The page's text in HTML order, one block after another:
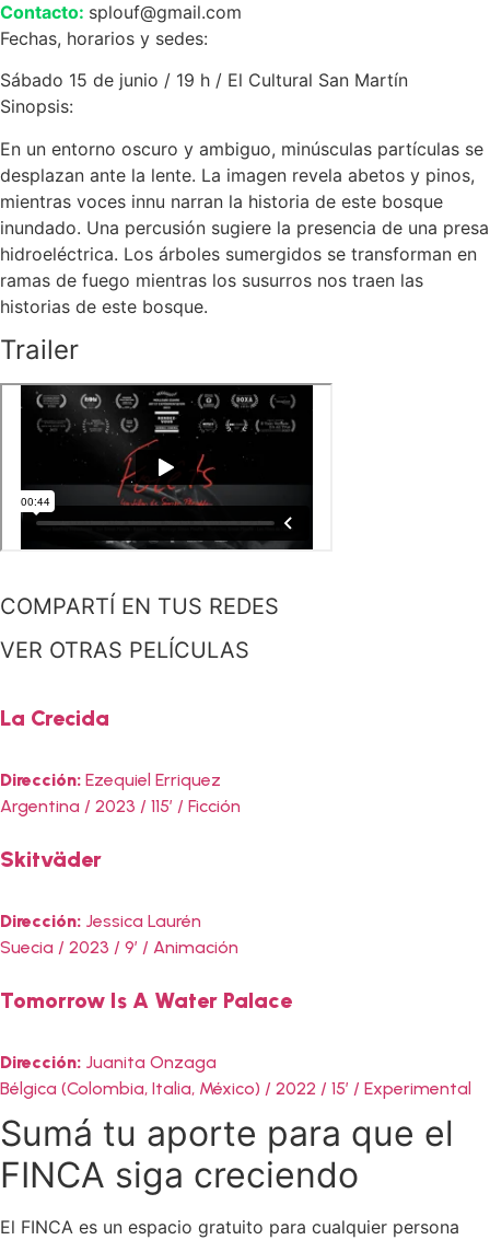
Contacto: splouf@gmail.com
Fechas, horarios y sedes:
Sábado 15 de junio / 19 h / El Cultural San Martín
Sinopsis:
En un entorno oscuro y ambiguo, minúsculas partículas se
desplazan ante la lente. La imagen revela abetos y pinos,
mientras voces innu narran la historia de este bosque
inundado. Una percusión sugiere la presencia de una presa
hidroeléctrica. Los árboles sumergidos se transforman en
ramas de fuego mientras los susurros nos traen las
historias de este bosque.
Trailer
COMPARTÍ EN TUS REDES
VER OTRAS PELÍCULAS
La Crecida
Dirección: Ezequiel Erriquez
Argentina / 2023 / 115′ / Ficción
Skitväder
Dirección: Jessica Laurén
Suecia / 2023 / 9′ / Animación
Tomorrow Is A Water Palace
Dirección: Juanita Onzaga
Bélgica (Colombia, Italia, México) / 2022 / 15′ / Experimental
Sumá tu aporte para que el
FINCA siga creciendo
El FINCA es un espacio gratuito para cualquier persona